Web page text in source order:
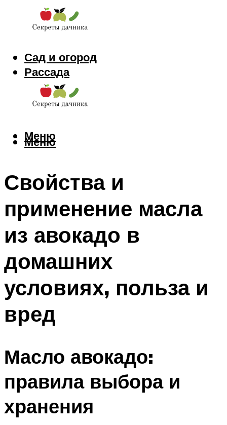
Сад и огород
Рассада
Цветы
Заготовки
Меню
Меню
Свойства и
применение масла
из авокадо в
домашних
условиях, польза и
вред
Масло авокадо:
правила выбора и
хранения